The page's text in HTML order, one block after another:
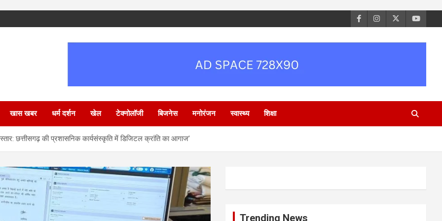
खास खबर धर्म दर्शन खेल टेक्नोलॉजी बिजनेस मनोरंजन स्वास्थ्य शिक्षा
छत्तीसगढ़ की प्रशासनिक कार्यसंस्कृति में डिजिटल क्रांति का आगाज’
Trending News